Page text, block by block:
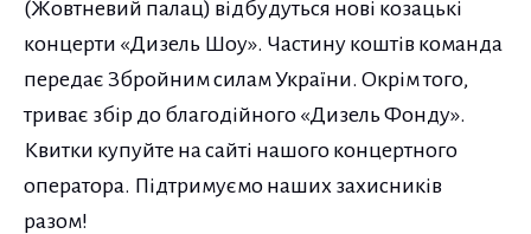
(Жовтневий палац) відбудуться нові козацькі
концерти «Дизель Шоу». Частину коштів команда
передає Збройним силам України. Окрім того,
триває збір до благодійного «Дизель Фонду».
Квитки купуйте на сайті нашого концертного
оператора. Підтримуємо наших захисників
разом!